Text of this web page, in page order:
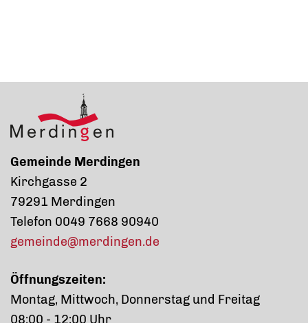
Gemeinde Merdingen
Kirchgasse 2
79291 Merdingen
Telefon 0049 7668 90940
gemeinde@merdingen.de
Öffnungszeiten:
Montag, Mittwoch, Donnerstag und Freitag
08:00 - 12:00 Uhr